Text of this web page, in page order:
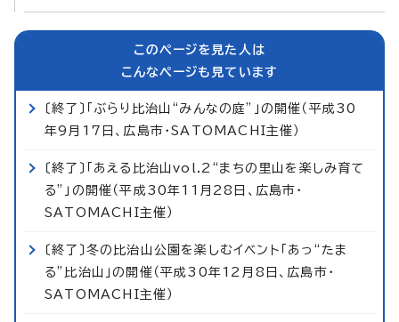
このページを見た人は
こんなページも見ています
〔終了〕「ぶらり比治山“みんなの庭”」の開催（平成30
年9月17日、広島市・SATOMACHI主催）
〔終了〕「あえる比治山vol.2“まちの里山を楽しみ育て
る”」の開催（平成30年11月28日、広島市・
SATOMACHI主催）
〔終了〕冬の比治山公園を楽しむイベント「あっ“たま
る”比治山」の開催（平成30年12月8日、広島市・
SATOMACHI主催）